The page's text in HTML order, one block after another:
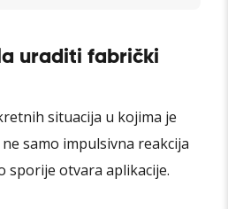
uraditi fabrički
situacija u kojima je
samo impulsivna reakcija
sporije otvara aplikacije.